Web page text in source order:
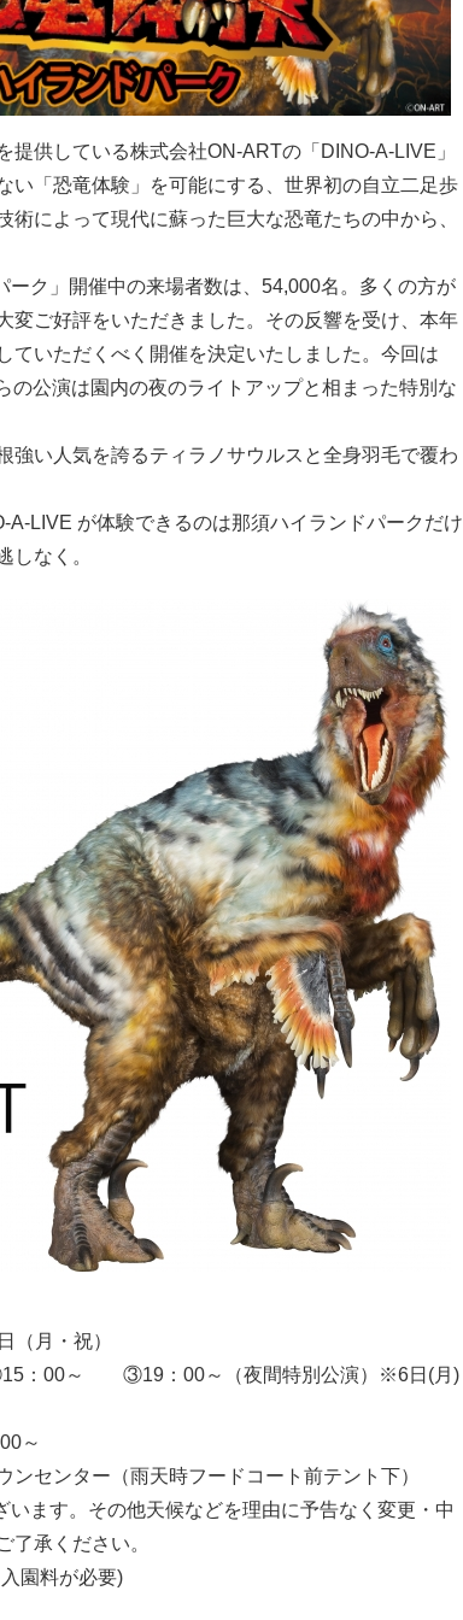
供している株式会社ON-ARTの「DINO-A-LIVE」
い「恐竜体験」を可能にする、世界初の自立二足歩
術によって現代に蘇った巨大な恐竜たちの中から、
ク」開催中の来場者数は、54,000名。多くの方が
変ご好評をいただきました。その反響を受け、本年
ていただくべく開催を決定いたしました。今回は
の公演は園内の夜のライトアップと相まった特別な
強い人気を誇るティラノサウルスと全身羽毛で覆わ
LIVE が体験できるのは那須ハイランドパークだけ
しなく。
（月・祝）
00～ ③19：00～（夜間特別公演）※6日(月)
～
センター（雨天時フードコート前テント下）
ます。その他天候などを理由に予告なく変更・中
了承ください。
園料が必要)